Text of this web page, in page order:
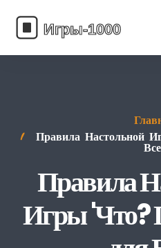
Правила
Игры 'Что?
Правила Настольной